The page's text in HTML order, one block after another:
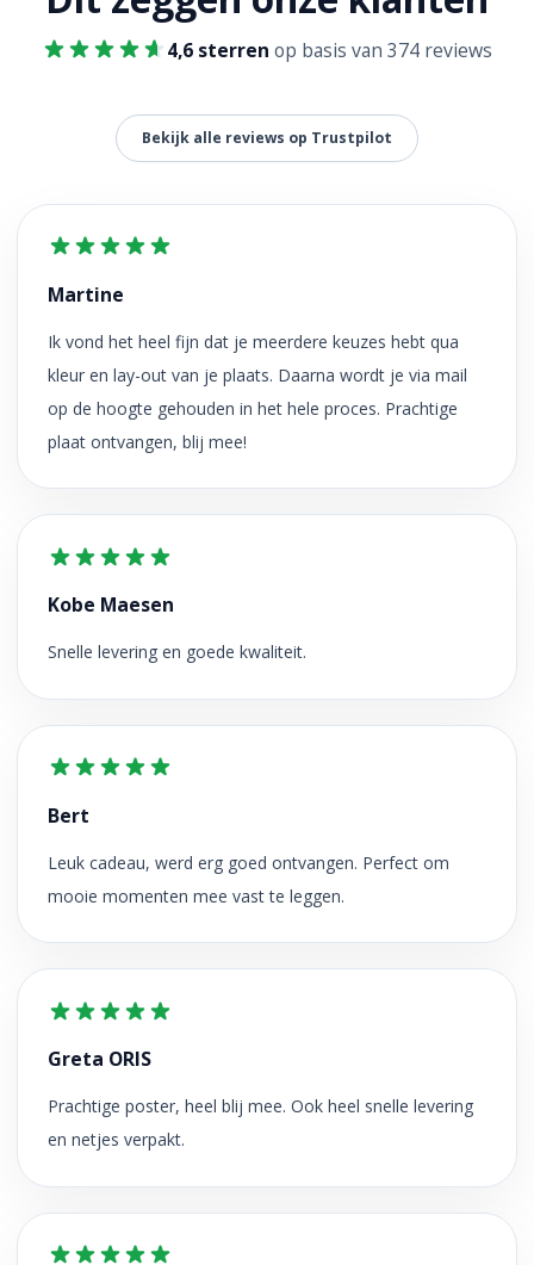
4,6 sterren op basis van 374 reviews
Bekijk alle reviews op Trustpilot
Martine
Ik vond het heel fijn dat je meerdere keuzes hebt qua
kleur en lay-out van je plaats. Daarna wordt je via mail
op de hoogte gehouden in het hele proces. Prachtige
plaat ontvangen, blij mee!
Kobe Maesen
Snelle levering en goede kwaliteit.
Bert
Leuk cadeau, werd erg goed ontvangen. Perfect om
mooie momenten mee vast te leggen.
Greta ORIS
Prachtige poster, heel blij mee. Ook heel snelle levering
en netjes verpakt.